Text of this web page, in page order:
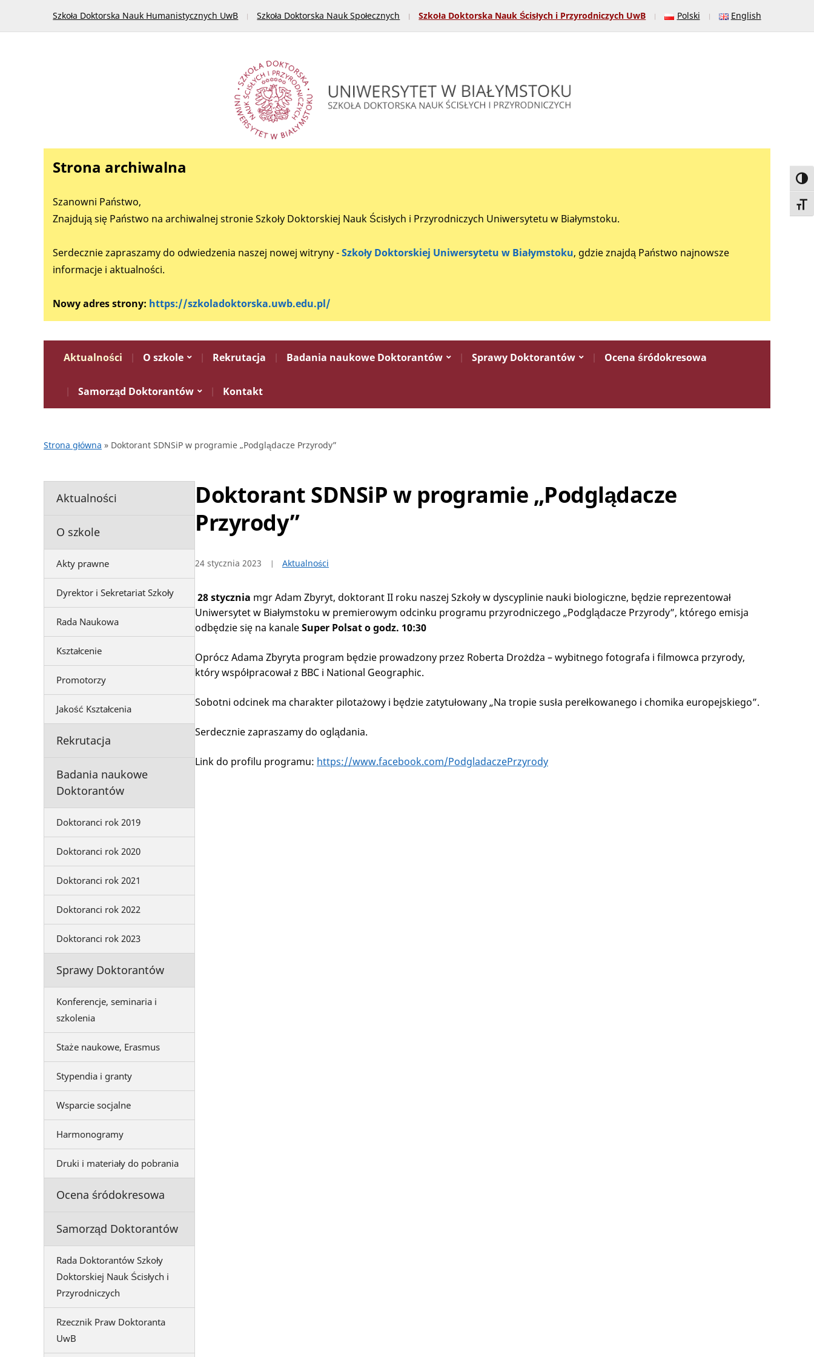
Szkoła Doktorska Nauk Humanistycznych UwB Szkoła Doktorska Nauk Społecznych Szkoła Doktorska Nauk Ścisłych i Przyrodniczych UwB Polski English
Strona archiwalna
Szanowni Państwo,
Znajdują się Państwo na archiwalnej stronie Szkoły Doktorskiej Nauk Ścisłych i Przyrodniczych Uniwersytetu w Białymstoku.
Serdecznie zapraszamy do odwiedzenia naszej nowej witryny -Szkoły Doktorskiej Uniwersytetu w Białymstoku, gdzie znajdą Państwo najnowsze
informacje i aktualności.
Nowy adres strony: https://szkoladoktorska.uwb.edu.pl/
Aktualności O szkole Rekrutacja Badania naukowe Doktorantów Sprawy Doktorantów Ocena śródokresowa
Samorząd Doktorantów Kontakt
Strona główna » Doktorant SDNSiP w programie „Podglądacze Przyrody”
Aktualności
O szkole
Akty prawne
Dyrektor i Sekretariat Szkoły
Rada Naukowa
Kształcenie
Promotorzy
Jakość Kształcenia
Rekrutacja
Badania naukowe
Doktorantów
Doktoranci rok 2019
Doktoranci rok 2020
Doktoranci rok 2021
Doktoranci rok 2022
Doktoranci rok 2023
Sprawy Doktorantów
Konferencje, seminaria i
szkolenia
Staże naukowe, Erasmus
Stypendia i granty
Wsparcie socjalne
Harmonogramy
Druki i materiały do pobrania
Ocena śródokresowa
Samorząd Doktorantów
Rada Doktorantów Szkoły
Doktorskiej Nauk Ścisłych i
Przyrodniczych
Rzecznik Praw Doktoranta
UwB
Doktorant SDNSiP w programie „Podglądacze
Przyrody”
24 stycznia 2023 Aktualności
28 stycznia mgr Adam Zbyryt, doktorant II roku naszej Szkoły w dyscyplinie nauki biologiczne, będzie reprezentował
Uniwersytet w Białymstoku w premierowym odcinku programu przyrodniczego „Podglądacze Przyrody”, którego emisja
odbędzie się na kanaleSuper Polsat o godz. 10:30
Oprócz Adama Zbyryta program będzie prowadzony przez Roberta Drożdża – wybitnego fotografa i filmowca przyrody,
który współpracował z BBC i National Geographic.
Sobotni odcinek ma charakter pilotażowy i będzie zatytułowany „Na tropie susła perełkowanego i chomika europejskiego”.
Serdecznie zapraszamy do oglądania.
Link do profilu programu: https://www.facebook.com/PodgladaczePrzyrody